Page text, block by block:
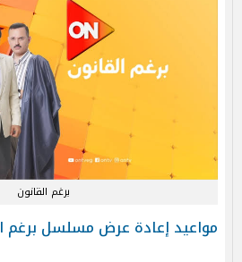
برغم القانون
مواعيد إعادة عرض مسلسل برغم